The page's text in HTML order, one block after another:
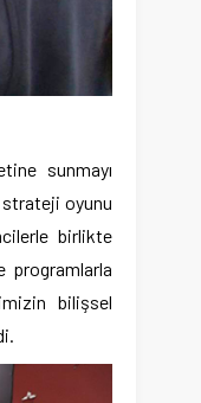
sunmayı
strateji oyunu
birlikte
programlarla
bilişsel